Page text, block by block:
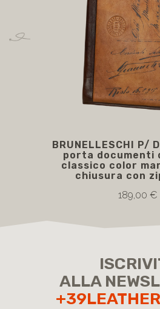
BRUNELLESCHI P/
porta documenti
classico color
chiusura con
189,00 €
ALLA